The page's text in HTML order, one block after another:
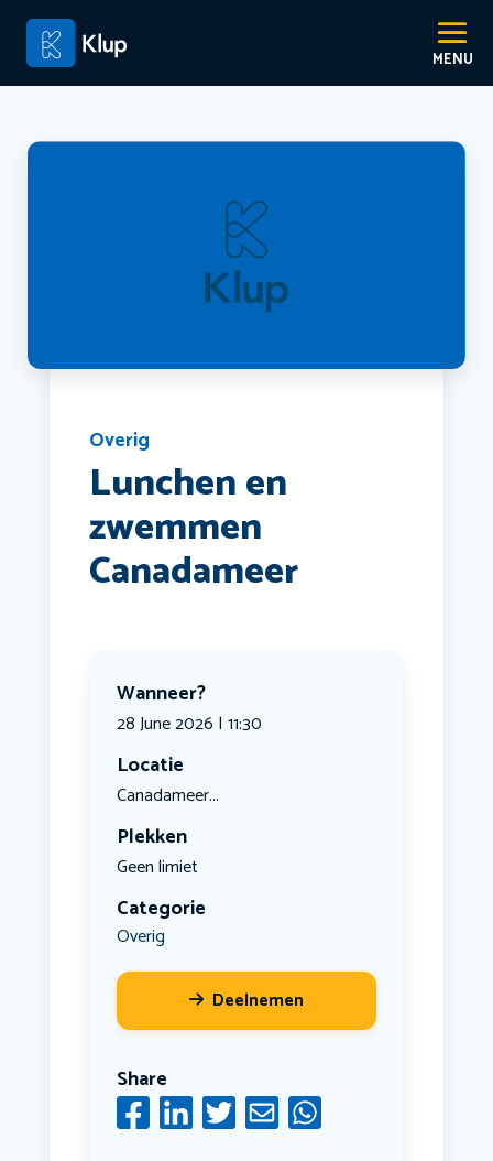
Overig
Lunchen en
zwemmen
Canadameer
Wanneer?
28 June 2026 | 11:30
Locatie
Canadameer...
Plekken
Geen limiet
Categorie
Overig
Deelnemen
Share